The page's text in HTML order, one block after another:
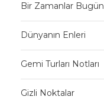
Bir Zamanlar Bugün
Dünyanın Enleri
Gemi Turları Notları
Gizli Noktalar